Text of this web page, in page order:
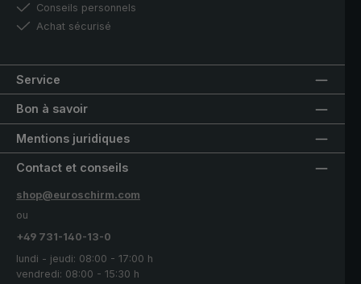
Conseils personnels
Achat sécurisé
Service
Bon à savoir
Mentions juridiques
Contact et conseils
shop@euroschirm.com
ou
+49 731-140-13-0
lundi - jeudi: 08:00 - 17:00 h
vendredi: 08:00 - 15:30 h